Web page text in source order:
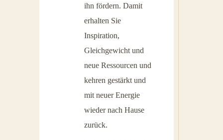
ihn fördern. Damit
erhalten Sie
Inspiration,
Gleichgewicht und
neue Ressourcen und
kehren gestärkt und
mit neuer Energie
wieder nach Hause
zurück.